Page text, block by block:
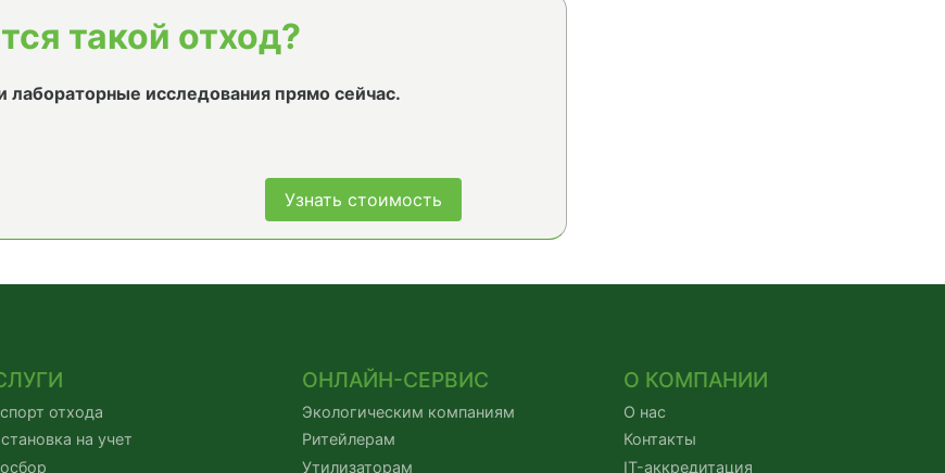
такой отход?
лабораторные исследования прямо сейчас.
Узнать стоимость
отхода
на учет
ОНЛАЙН-СЕРВИС
Экологическим компаниям
Ритейлерам
Утилизаторам
О КОМПАНИИ
О нас
Контакты
IT-аккредитация